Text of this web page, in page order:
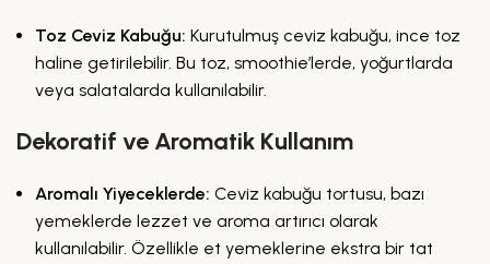
Toz Ceviz Kabuğu: Kurutulmuş ceviz kabuğu, ince toz
haline getirilebilir. Bu toz, smoothie’lerde, yoğurtlarda
veya salatalarda kullanılabilir.
Dekoratif ve Aromatik Kullanım
Aromalı Yiyeceklerde: Ceviz kabuğu tortusu, bazı
yemeklerde lezzet ve aroma artırıcı olarak
kullanılabilir. Özellikle et yemeklerine ekstra bir tat